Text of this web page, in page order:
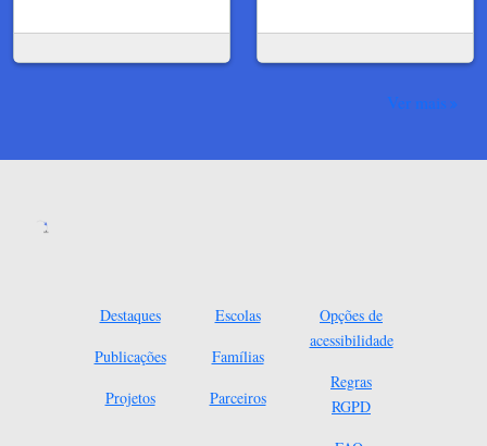
Ver mais
Destaques
Publicações
Projetos
Escolas
Famílias
Parceiros
Opções de
acessibilidade
Regras
RGPD